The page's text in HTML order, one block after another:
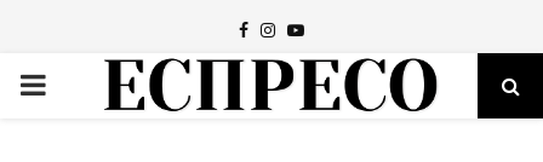
Facebook
Instagram
Youtube
PRIMARY